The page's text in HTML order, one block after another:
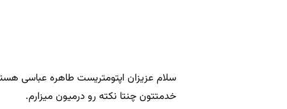
سلام عزیزان اپتومتریست طاهره عباسی
خدمتتون چنتا نکته رو درمیون میزارم.